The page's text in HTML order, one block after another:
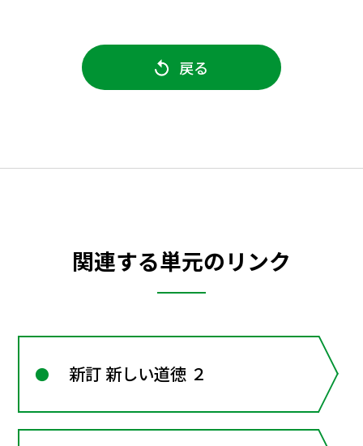
戻る
関連する単元のリンク
新訂 新しい道徳 ２